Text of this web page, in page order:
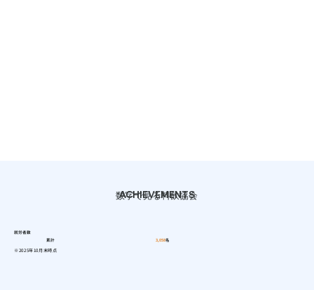
ACHIEVEMENTS
数字で見る料飲協会
就労者数
累計
3,058名
※2025年10月末時点